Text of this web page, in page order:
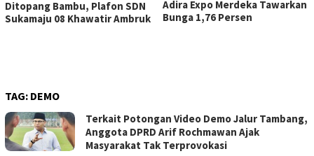
Ditopang Bambu, Plafon SDN
Sukamaju 08 Khawatir Ambruk
Adira Expo Merdeka Tawarkan
Bunga 1,76 Persen
TAG: DEMO
Terkait Potongan Video Demo Jalur Tambang,
Anggota DPRD Arif Rochmawan Ajak
Masyarakat Tak Terprovokasi